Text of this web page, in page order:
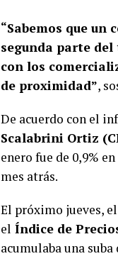
“Sabemos que un
segunda parte del
con los
de proximidad”,
De acuerdo con el
Scalabrini Ortiz
enero fue de 0,9%
mes atrás.
El próximo jueves, el
el Índice de
acumulaba una